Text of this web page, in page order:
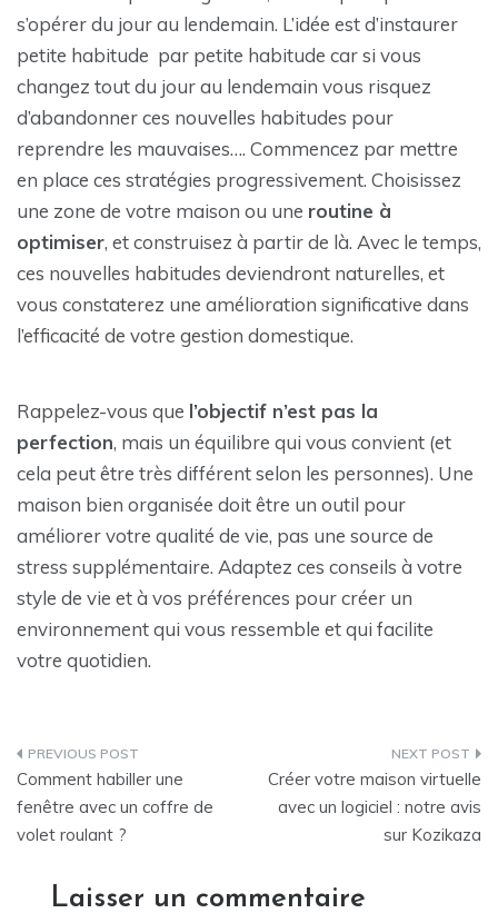
s’opérer du jour au lendemain. L’idée est d’instaurer
petite habitude par petite habitude car si vous
changez tout du jour au lendemain vous risquez
d’abandonner ces nouvelles habitudes pour
reprendre les mauvaises…. Commencez par mettre
en place ces stratégies progressivement. Choisissez
une zone de votre maison ou une routine à
optimiser, et construisez à partir de là. Avec le temps,
ces nouvelles habitudes deviendront naturelles, et
vous constaterez une amélioration significative dans
l’efficacité de votre gestion domestique.
Rappelez-vous que l’objectif n’est pas la
perfection, mais un équilibre qui vous convient (et
cela peut être très différent selon les personnes). Une
maison bien organisée doit être un outil pour
améliorer votre qualité de vie, pas une source de
stress supplémentaire. Adaptez ces conseils à votre
style de vie et à vos préférences pour créer un
environnement qui vous ressemble et qui facilite
votre quotidien.
Navigation
de
l’article
Comment habiller une
fenêtre avec un coffre de
volet roulant ?
Créer votre maison virtuelle
avec un logiciel : notre avis
sur Kozikaza
Laisser un commentaire